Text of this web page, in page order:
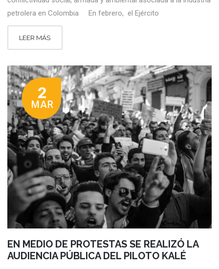
petrolera en Colombia En febrero, el Ejército
LEER MÁS
2
MAR
EN MEDIO DE PROTESTAS SE REALIZÓ LA
AUDIENCIA PÚBLICA DEL PILOTO KALÉ